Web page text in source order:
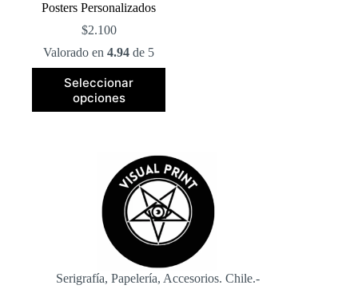
Posters Personalizados
$2.100
Valorado en4.94 de 5
Seleccionar
opciones
producto
tiene
opciones
pueden
elegir
en
la
página
producto
Serigrafía, Papelería, Accesorios. Chile.-